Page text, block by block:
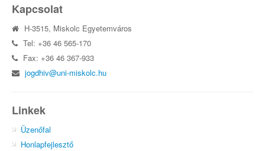
Kapcsolat
H-3515, Miskolc Egyetemváros
Tel: +36 46 565-170
Fax: +36 46 367-933
jogdhiv@uni-miskolc.hu
Linkek
Üzenőfal
Honlapfejlesztő